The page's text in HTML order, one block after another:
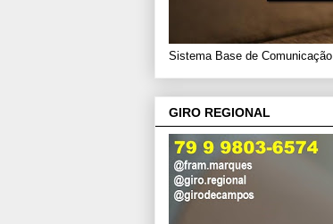
Sistema Base de Comunicação
GIRO REGIONAL